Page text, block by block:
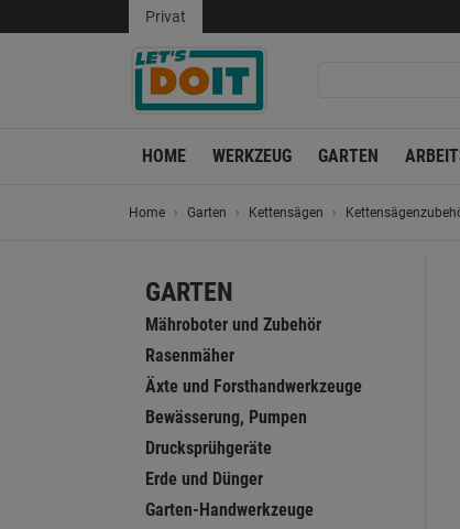
Privat
HOME WERKZEUG GARTEN
Home Garten Kettensägen
GARTEN
Mähroboter und Zubehör
Rasenmäher
Äxte und Forsthandwerkzeuge
Bewässerung, Pumpen
Drucksprühgeräte
Erde und Dünger
Garten-Handwerkzeuge